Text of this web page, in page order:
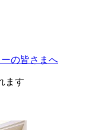
の皆さまへ
ます